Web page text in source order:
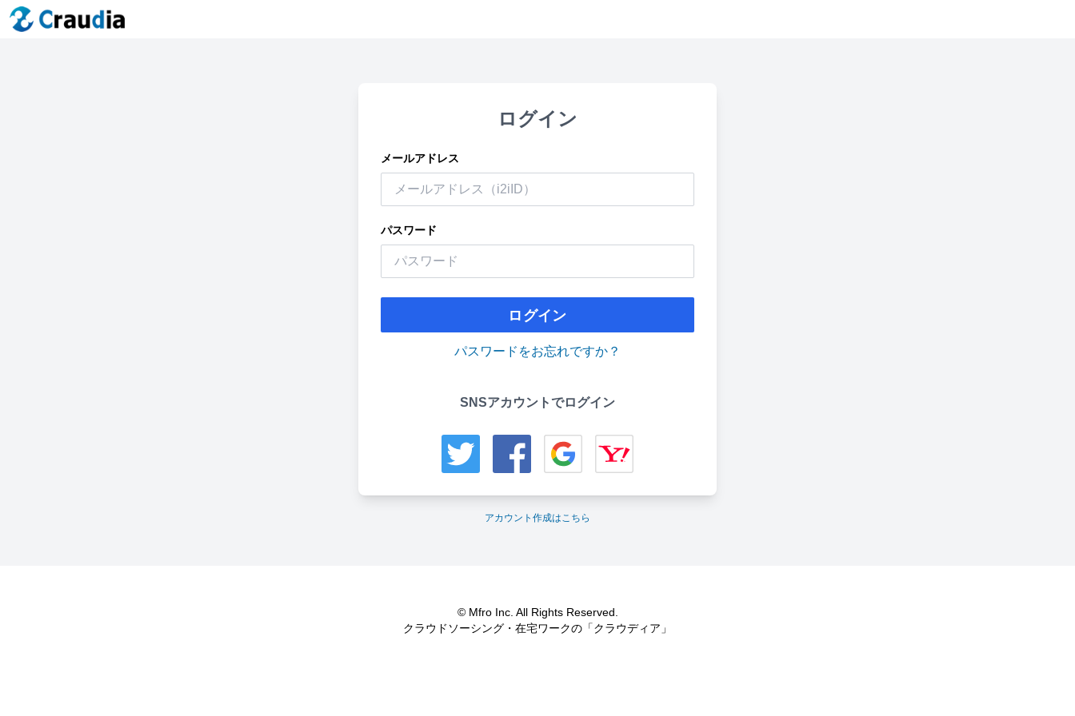
ログイン
メールアドレス
パスワード
ログイン
パスワードをお忘れですか？
SNSアカウントでログイン
アカウント作成はこちら
© Mfro Inc. All Rights Reserved.
クラウドソーシング・在宅ワークの「クラウディア」